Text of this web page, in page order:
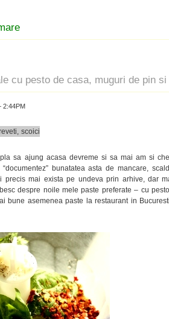
cu pesto de casa, muguri de pin
2:44PM
sa ajung acasa devreme si sa mai am si
bunatatea asta de mancare,
precis mai exista pe undeva prin arhive, dar
despre noile mele paste preferate – cu
bune asemenea paste la restaurant in